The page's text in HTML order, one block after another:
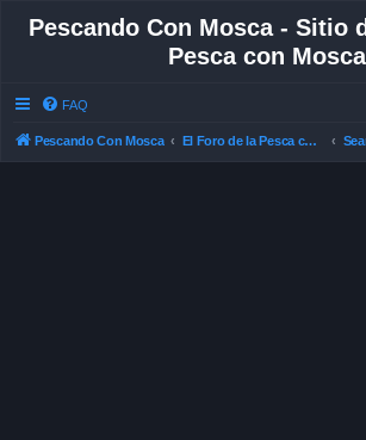
Pescando Con Mosca - Sitio
Pesca con Mosca
FAQ
Pescando Con Mosca El Foro de la Pesca con Mosca en Chile